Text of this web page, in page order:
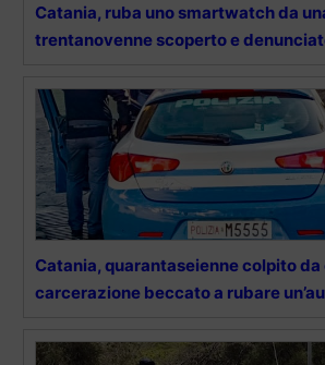
Catania, ruba uno smartwatch da
trentanovenne scoperto e
Catania, quarantaseienne colpito da
carcerazione beccato a rubare